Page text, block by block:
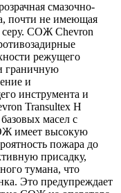
смазочно-
почти не имеющая
серу. СОЖ Chevron
режущего
граничную
и
инструмента и
Transultex H
масел с
имеет высокую
пожара до
присадку,
тумана, что
Это предупреждает